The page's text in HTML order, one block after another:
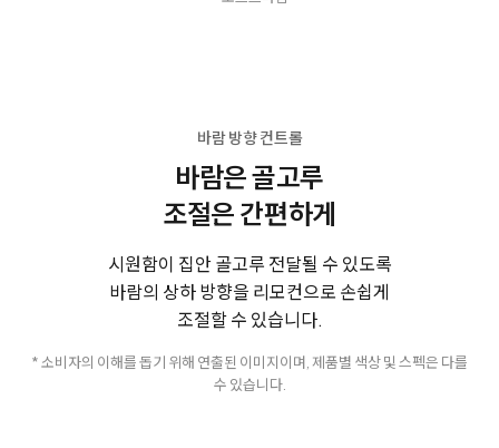
바람 방향 컨트롤
바람은 골고루
조절은 간편하게
시원함이 집안 골고루 전달될 수 있도록
바람의 상하 방향을 리모컨으로 손쉽게
조절할 수 있습니다.
* 소비자의 이해를 돕기 위해 연출된 이미지이며, 제품별 색상 및 스펙은 다를
수 있습니다.